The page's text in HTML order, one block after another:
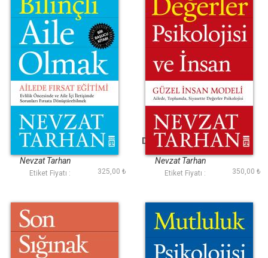
Bilinçli Aile Olmak
Nevzat Tarhan
Etiket Fiyatı : 325,00 ₺
Değerler Psikolojisi
ve İnsan
Nevzat Tarhan
Etiket Fiyatı : 350,00 ₺